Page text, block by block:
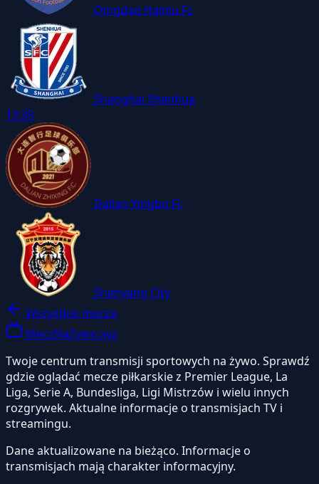
Qingdao Hainiu Fc
Shanghai Shenhua
13:35
Dalian Yingbo Fc
Shenyang City
Wszystkie mecze
MeczNaZywo.xyz
Twoje centrum transmisji sportowych na żywo. Sprawdź
gdzie oglądać mecze piłkarskie z Premier League, La
Liga, Serie A, Bundesliga, Ligi Mistrzów i wielu innych
rozgrywek. Aktualne informacje o transmisjach TV i
streamingu.
Dane aktualizowane na bieżąco. Informacje o
transmisjach mają charakter informacyjny.